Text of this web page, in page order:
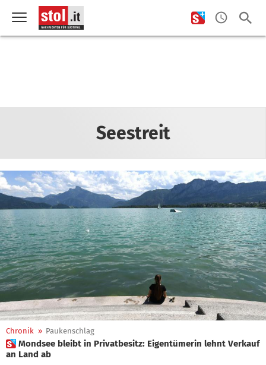
Seestreit
Chronik » Paukenschlag
 Mondsee bleibt in Privatbesitz: Eigentümerin lehnt Verkauf
an Land ab